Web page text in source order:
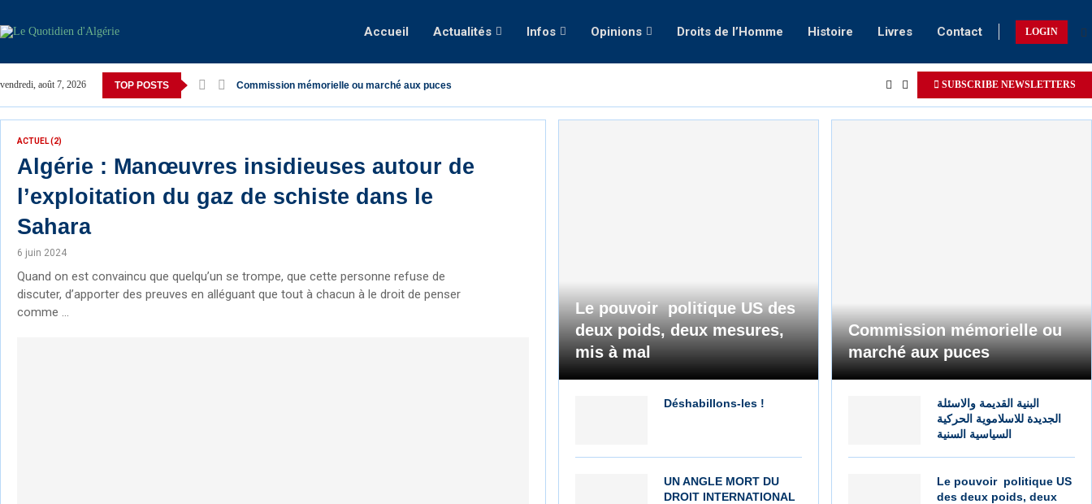
Accueil Actualités Infos Opinions Droits de l’Homme Histoire Livres Contact LOGIN
vendredi, août 7, 2026 TOP POSTS Commission mémorielle ou marché aux puces SUBSCRIBE NEWSLETTERS
ACTUEL (2)
Algérie : Manœuvres insidieuses autour de
l’exploitation du gaz de schiste dans le
Sahara
6 juin 2024
Quand on est convaincu que quelqu’un se trompe, que cette personne refuse de
discuter, d’apporter des preuves en alléguant que tout à chacun à le droit de penser
comme …
Le pouvoir politique US des
deux poids, deux mesures,
mis à mal
Déshabillons-les !
UN ANGLE MORT DU
DROIT INTERNATIONAL
Commission mémorielle ou
marché aux puces
البنية القديمة والاسئلة
الجديدة للاسلاموية الحركية
السياسية السنية
Le pouvoir politique US
des deux poids, deux